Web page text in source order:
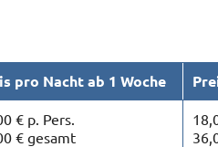
pro Nacht ab 1 Woche
€ p. Pers.
€ gesamt